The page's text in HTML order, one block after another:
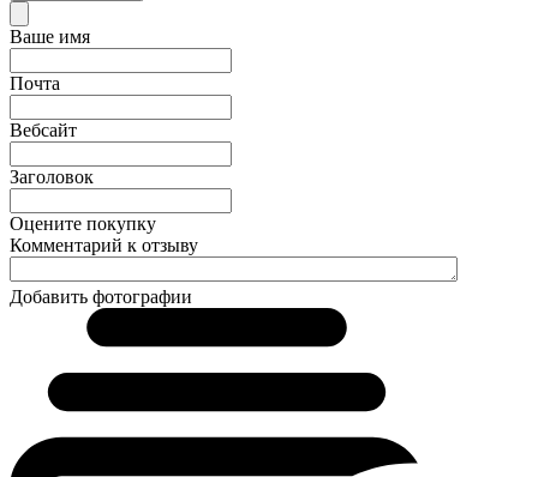
Ваше имя
Почта
Вебсайт
Заголовок
Оцените покупку
Комментарий к отзыву
Добавить фотографии